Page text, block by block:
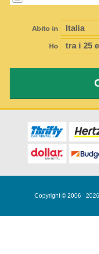
Abito in
Ho
Copyright © 2006 -